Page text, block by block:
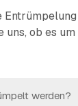
uns, ob es
oder eine
bis